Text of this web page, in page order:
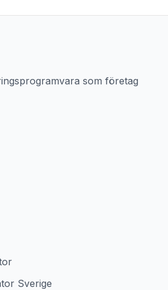
som företag
Sverige